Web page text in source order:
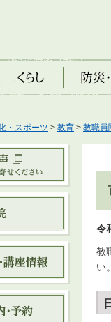
くらし 防災・安全
・スポーツ > 教育 > 教職員
令
教
い